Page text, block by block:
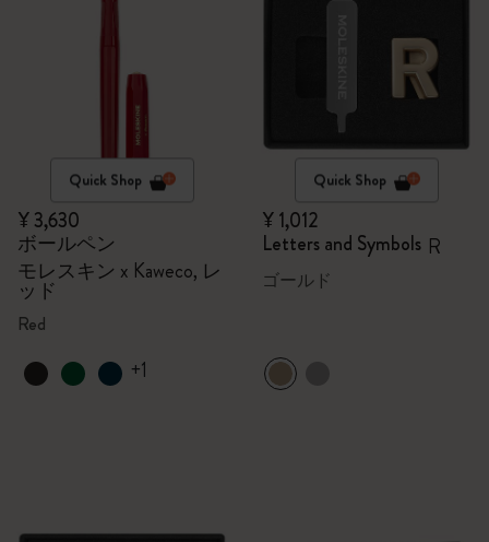
Quick Shop
¥ 3,630
ボールペン
モレスキン x Kaweco, レ
ッド
Red
+1
Quick Shop
¥ 1,012
Letters and Symbols R
ゴールド